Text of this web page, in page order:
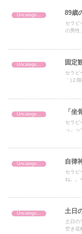
Uncategorized 89歳
セラピ
の男性
Uncategorized 固定
セラピ
｀)２
Uncategorized 「坐
セラ
っ」っ
Uncategorized 自律
セラピ
ね。。
Uncategorized 土日
土日
空き花